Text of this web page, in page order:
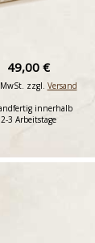
49,00 €
zzgl. Versand
innerhalb
2-3 Arbeitstage